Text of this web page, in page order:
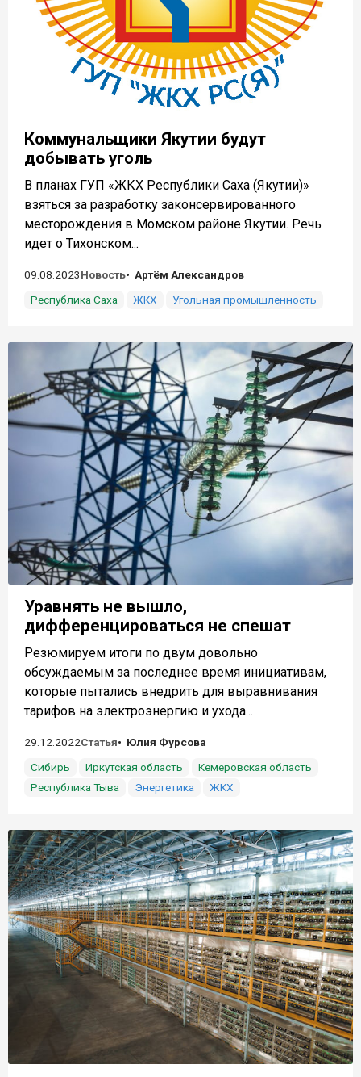
Коммунальщики Якутии будут
добывать уголь
В планах ГУП «ЖКХ Республики Саха (Якутии)»
взяться за разработку законсервированного
месторождения в Момском районе Якутии. Речь
идет о Тихонском...
09.08.2023Новость
Артём Александров
Республика Саха
ЖКХ Угольная промышленность
Уравнять не вышло,
дифференцироваться не спешат
Резюмируем итоги по двум довольно
обсуждаемым за последнее время инициативам,
которые пытались внедрить для выравнивания
тарифов на электроэнергию и ухода...
29.12.2022Статья
Юлия Фурсова
Сибирь
Иркутская область
Кемеровская область
Республика Тыва
Энергетика ЖКХ